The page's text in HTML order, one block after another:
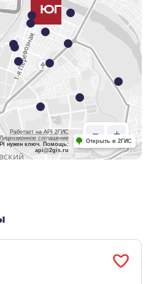
Работает на API 2ГИС
Лицензионное соглашение
нужен ключ. Помощь:
api@2gis.ru
Открыть в 2ГИС